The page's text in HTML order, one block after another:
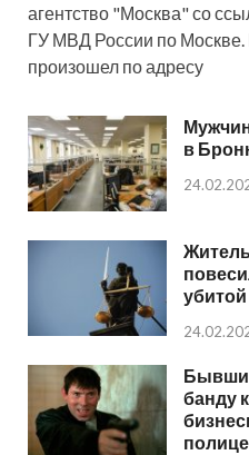
агентство "Москва" со
ГУ МВД России по Москве.
произошел по адресу
в
банду